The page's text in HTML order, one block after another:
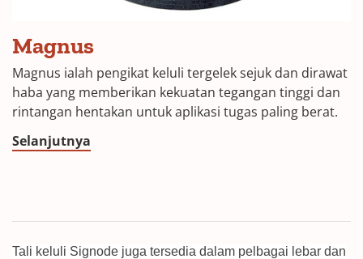
Magnus
Magnus ialah pengikat keluli tergelek sejuk dan dirawat
haba yang memberikan kekuatan tegangan tinggi dan
rintangan hentakan untuk aplikasi tugas paling berat.
Selanjutnya
Tali keluli Signode juga tersedia dalam pelbagai lebar dan